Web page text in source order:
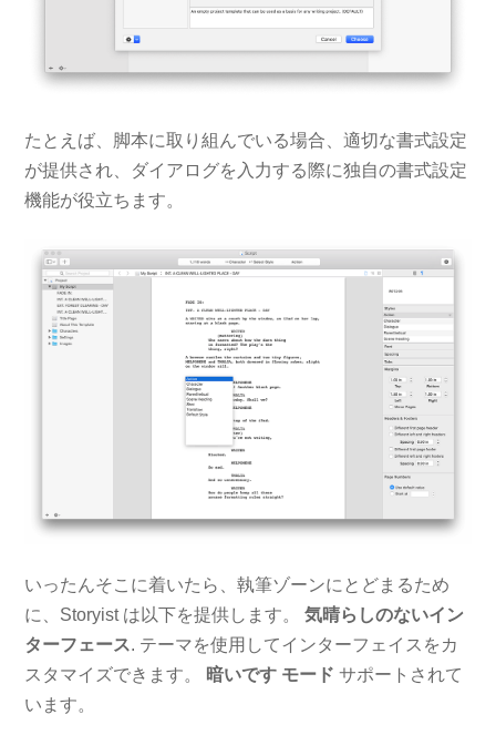
たとえば、脚本に取り組んでいる場合、適切な書式設定
が提供され、ダイアログを入力する際に​​独自の書式設定
機能が役立ちます。
いったんそこに着いたら、執筆ゾーンにとどまるため
に、Storyist は以下を提供します。気晴らしのないイン
ターフェース. テーマを使用してインターフェイスをカ
スタマイズできます。 暗いです モード サポートされて
います。